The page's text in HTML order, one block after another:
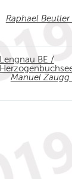
Raphael Beutler
Lengnau BE /
Manuel Zaugg